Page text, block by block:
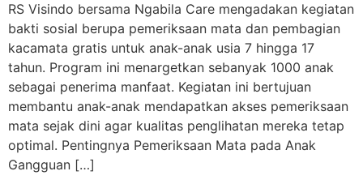
RS Visindo bersama Ngabila Care mengadakan kegiatan
bakti sosial berupa pemeriksaan mata dan pembagian
kacamata gratis untuk anak-anak usia 7 hingga 17
tahun. Program ini menargetkan sebanyak 1000 anak
sebagai penerima manfaat. Kegiatan ini bertujuan
membantu anak-anak mendapatkan akses pemeriksaan
mata sejak dini agar kualitas penglihatan mereka tetap
optimal. Pentingnya Pemeriksaan Mata pada Anak
Gangguan […]